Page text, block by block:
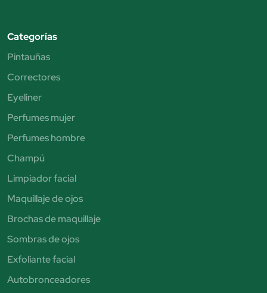
Categorías
Pintauñas
Correctores
Eyeliner
Perfumes mujer
Perfumes hombre
Champú
Limpiador facial
Maquillaje de ojos
Brochas de maquillaje
Sombras de ojos
Exfoliante facial
Autobronceadores